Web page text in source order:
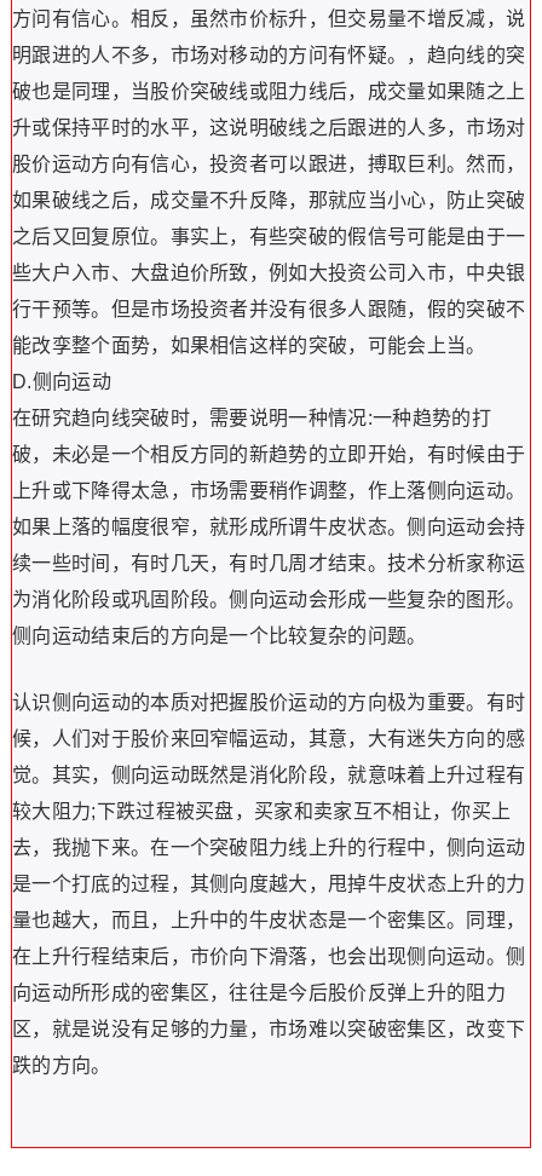
方问有信心。相反，虽然市价标升，但交易量不增反减，说
明跟进的人不多，市场对移动的方问有怀疑。，趋向线的突
破也是同理，当股价突破线或阻力线后，成交量如果随之上
升或保持平时的水平，这说明破线之后跟进的人多，市场对
股价运动方向有信心，投资者可以跟进，搏取巨利。然而，
如果破线之后，成交量不升反降，那就应当小心，防止突破
之后又回复原位。事实上，有些突破的假信号可能是由于一
些大户入市、大盘迫价所致，例如大投资公司入市，中央银
行干预等。但是市场投资者并没有很多人跟随，假的突破不
能改孪整个面势，如果相信这样的突破，可能会上当。
D.侧向运动
在研究趋向线突破时，需要说明一种情况:一种趋势的打
破，未必是一个相反方同的新趋势的立即开始，有时候由于
上升或下降得太急，市场需要稍作调整，作上落侧向运动。
如果上落的幅度很窄，就形成所谓牛皮状态。侧向运动会持
续一些时间，有时几天，有时几周才结束。技术分析家称运
为消化阶段或巩固阶段。侧向运动会形成一些复杂的图形。
侧向运动结束后的方向是一个比较复杂的问题。
认识侧向运动的本质对把握股价运动的方向极为重要。有时
候，人们对于股价来回窄幅运动，其意，大有迷失方向的感
觉。其实，侧向运动既然是消化阶段，就意味着上升过程有
较大阻力;下跌过程被买盘，买家和卖家互不相让，你买上
去，我抛下来。在一个突破阻力线上升的行程中，侧向运动
是一个打底的过程，其侧向度越大，甩掉牛皮状态上升的力
量也越大，而且，上升中的牛皮状态是一个密集区。同理，
在上升行程结束后，市价向下滑落，也会出现侧向运动。侧
向运动所形成的密集区，往往是今后股价反弹上升的阻力
区，就是说没有足够的力量，市场难以突破密集区，改变下
跌的方向。